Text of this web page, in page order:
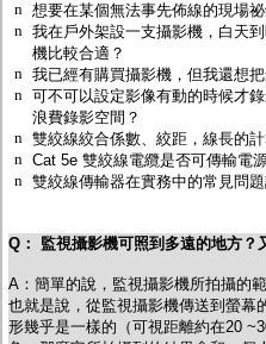
監聽器.麥克風
網路設備
視訊轉換設備
雙絞線傳輸器
雜訊改善器
分配放大器
網路線用水晶頭
網路線
懶人線.同軸線.花線
集線盒.防水盒.配線盒
轉接頭
偽裝嚇阻假監視器. 警示防盜貼紙
行車紀錄器.車用插座配件
n 想要在某個無法事先佈線的現場
n 我在戶外架設一支攝影機，白天
機比較合適？
n 我已經有購買攝影機，但我還想
n 可不可以設定影像有動的時候才
浪費錄影空間？
n 雙絞線絞合係數、絞距，線長的
n Cat 5e 雙絞線電纜是否可傳輸電
n 雙絞線傳輸器在實務中的常見問
Q： 監視攝影機可照到多遠的地方？
A：簡單的說，監視攝影機所拍攝的
也就是說，從監視攝影機傳送到螢幕
形幾乎是一樣的（可視距離約在20